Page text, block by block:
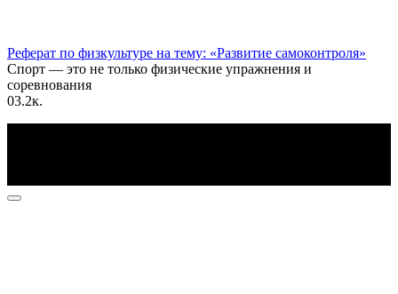
Реферат по физкультуре на тему: «Развитие самоконтроля»
Спорт — это не только физические упражнения и
соревнования
03.2к.